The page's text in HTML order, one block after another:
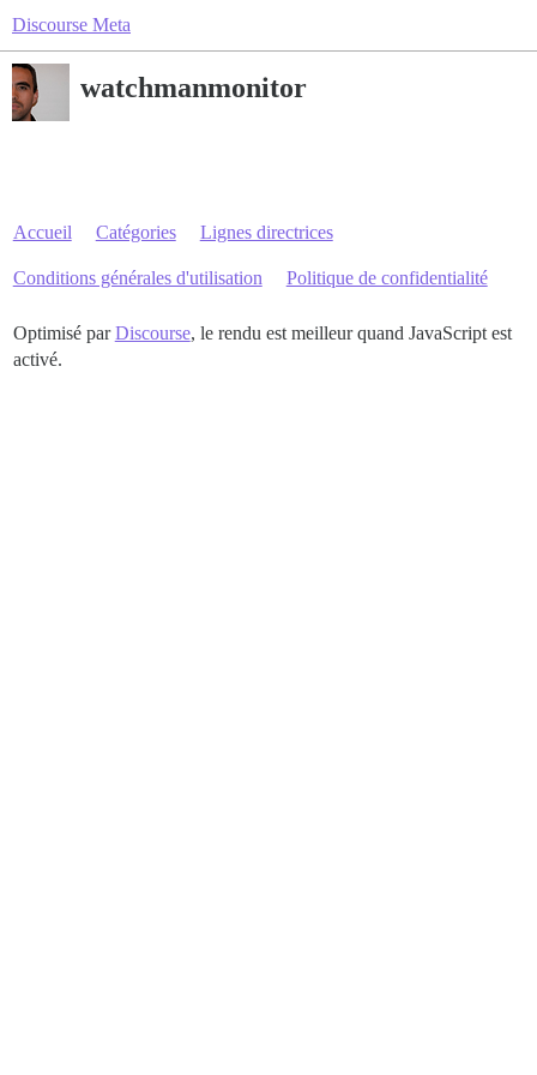
Discourse Meta
watchmanmonitor
Accueil Catégories Lignes directrices
Conditions générales d'utilisation Politique de confidentialité
Optimisé parDiscourse, le rendu est meilleur quand JavaScript est
activé.